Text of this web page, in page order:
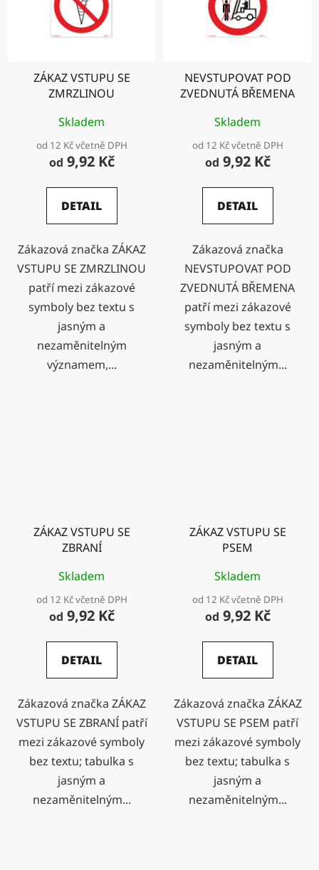
ZÁKAZ VSTUPU SE
ZMRZLINOU
Skladem
od 12 Kč včetně DPH
od 9,92 Kč
DETAIL
Zákazová značka ZÁKAZ
VSTUPU SE ZMRZLINOU
patří mezi zákazové
symboly bez textu s
jasným a
nezaměnitelným
významem,...
NEVSTUPOVAT POD
ZVEDNUTÁ BŘEMENA
Skladem
od 12 Kč včetně DPH
od 9,92 Kč
DETAIL
Zákazová značka
NEVSTUPOVAT POD
ZVEDNUTÁ BŘEMENA
patří mezi zákazové
symboly bez textu s
jasným a
nezaměnitelným...
ZÁKAZ VSTUPU SE
ZBRANÍ
Skladem
od 12 Kč včetně DPH
od 9,92 Kč
DETAIL
Zákazová značka ZÁKAZ
VSTUPU SE ZBRANÍ patří
mezi zákazové symboly
bez textu; tabulka s
jasným a
nezaměnitelným...
ZÁKAZ VSTUPU SE
PSEM
Skladem
od 12 Kč včetně DPH
od 9,92 Kč
DETAIL
Zákazová značka ZÁKAZ
VSTUPU SE PSEM patří
mezi zákazové symboly
bez textu; tabulka s
jasným a
nezaměnitelným...